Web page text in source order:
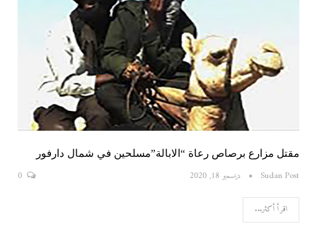
مقتل مزارع برصاص رعاة “الابالة”مسلحين في شمال دارفور
Sudan Post ديسمبر 18, 2020
اقرأ أكثر...